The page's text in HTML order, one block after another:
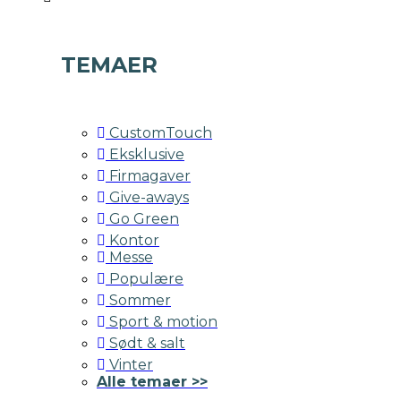
TEMAER
CustomTouch
Eksklusive
Firmagaver
Give-aways
Go Green
Kontor
Messe
Populære
Sommer
Sport & motion
Sødt & salt
Vinter
Alle temaer >>